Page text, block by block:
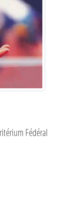
Fédéral